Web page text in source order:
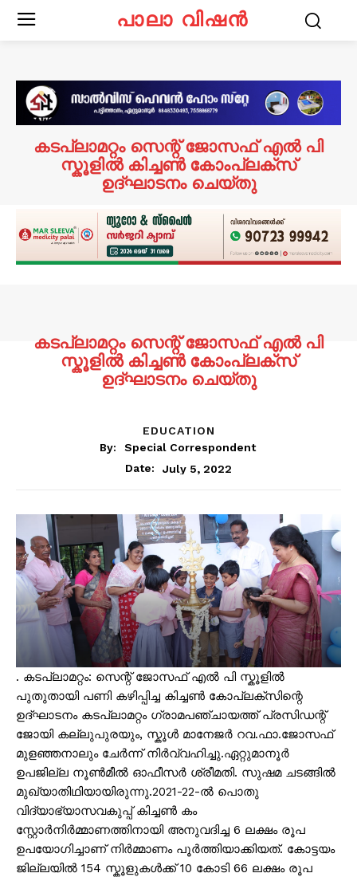
പാലാ വിഷൻ
കടപ്ലാമറ്റം സെന്റ് ജോസഫ് എൽ പി
സ്കൂളിൽ കിച്ചൺ കോംപ്ലക്സ്
ഉദ്ഘാടനം ചെയ്തു
കടപ്ലാമറ്റം സെന്റ് ജോസഫ് എൽ പി
സ്കൂളിൽ കിച്ചൺ കോംപ്ലക്സ്
ഉദ്ഘാടനം ചെയ്തു
EDUCATION
By:
Special Correspondent
Date:
July 5, 2022
. കടപ്ലാമറ്റം: സെന്റ് ജോസഫ് എൽ പി സ്കൂളിൽ
പുതുതായി പണി കഴിപ്പിച്ച കിച്ചൺ കോപ്ലക്സിന്റെ
ഉദ്ഘാടനം കടപ്ലാമറ്റം ഗ്രാമപഞ്ചായത്ത് പ്രസിഡന്റ്
ജോയി കല്ലുപുരയും, സ്കൂൾ മാനേജർ റവ.ഫാ.ജോസഫ്
മുളഞ്ഞനാലും ചേർന്ന് നിർവ്വഹിച്ചു.ഏറ്റുമാനൂർ
ഉപജില്ല നൂൺമീൽ ഓഫീസർ ശ്രീമതി. സുഷമ ചടങ്ങിൽ
മുഖ്യാതിഥിയായിരുന്നു.2021-22-ൽ പൊതു
വിദ്യാഭ്യാസവകുപ്പ് കിച്ചൺ കം
സ്റ്റോർനിർമ്മാണത്തിനായി അനുവദിച്ച 6 ലക്ഷം രൂപ
ഉപയോഗിച്ചാണ് നിർമ്മാണം പൂർത്തിയാക്കിയത്. കോട്ടയം
ജില്ലയിൽ 154 സ്കൂളുകൾക്ക് 10 കോടി 66 ലക്ഷം രൂപ